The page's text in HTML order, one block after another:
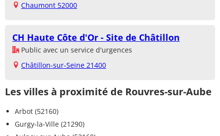
Chaumont 52000
CH Haute Côte d'Or - Site de Châtillon
Public avec un service d'urgences
Châtillon-sur-Seine 21400
Les villes à proximité de Rouvres-sur-Aube
Arbot (52160)
Gurgy-la-Ville (21290)